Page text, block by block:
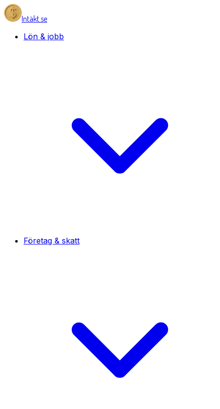
Intäkt.se
Lön & jobb
Företag & skatt